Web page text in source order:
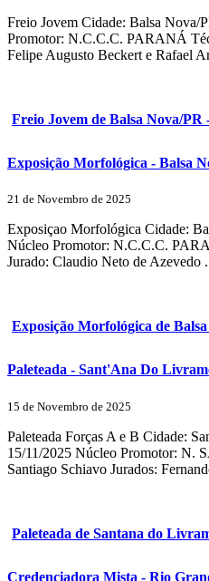
Freio Jovem Cidade: Balsa Nova/
Promotor: N.C.C.C. PARANÁ
Felipe Augusto Beckert e Rafael
Freio Jovem de Balsa Nova/PR
Exposição Morfológica - Balsa
21 de Novembro de 2025
Exposiçao Morfológica Cidade:
Núcleo Promotor: N.C.C.C.
Jurado: Claudio Neto de Azevedo
Exposição Morfológica de
Paleteada - Sant'Ana Do
15 de Novembro de 2025
Paleteada Forças A e B Cidade:
15/11/2025 Núcleo Promotor: N.
Santiago Schiavo Jurados:
Paleteada de Santana do
Credenciadora Mista - Rio